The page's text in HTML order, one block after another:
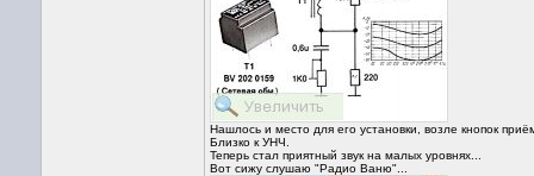
Нашлось и место для его установки, возле кнопок
Близко к УНЧ.
Теперь стал приятный звук на малых уровнях...
Вот сижу слушаю "Радио Ваню"...